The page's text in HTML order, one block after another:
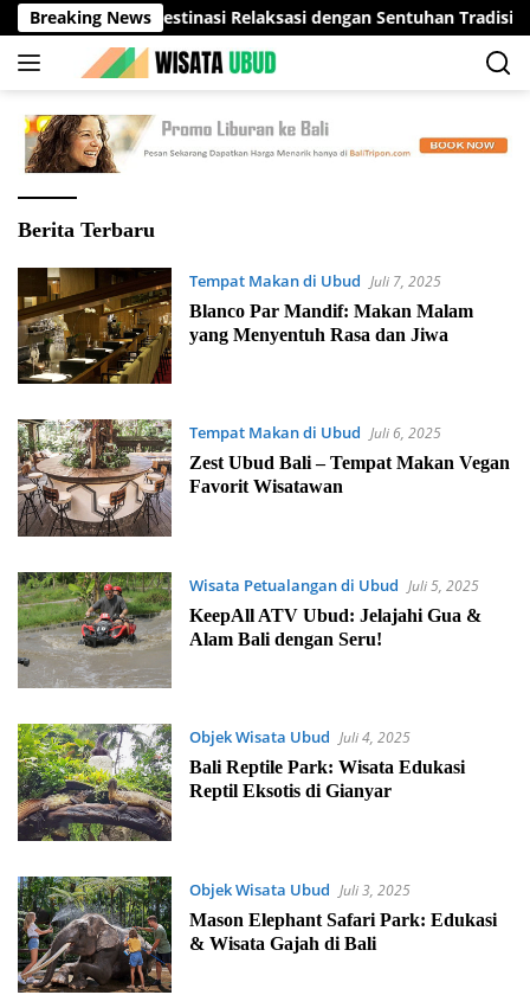
Langsung
ke
konten
Breaking News
Spa Ubud: Destinasi Relaksasi dengan Sentuhan Tradisional
Wisata
Bali
Berita Terbaru
Tempat Makan di Ubud Juli 7, 2025
Blanco Par Mandif: Makan Malam
yang Menyentuh Rasa dan Jiwa
Tempat Makan di Ubud Juli 6, 2025
Zest Ubud Bali – Tempat Makan Vegan
Favorit Wisatawan
Wisata Petualangan di Ubud Juli 5, 2025
KeepAll ATV Ubud: Jelajahi Gua &
Alam Bali dengan Seru!
Objek Wisata Ubud Juli 4, 2025
Bali Reptile Park: Wisata Edukasi
Reptil Eksotis di Gianyar
Objek Wisata Ubud Juli 3, 2025
Mason Elephant Safari Park: Edukasi
& Wisata Gajah di Bali